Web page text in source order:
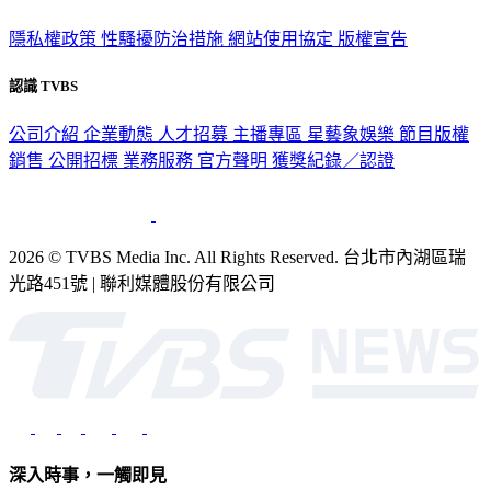
隱私權政策 性騷擾防治措施 網站使用協定 版權宣告
認識 TVBS
公司介紹 企業動態 人才招募 主播專區 星藝象娛樂 節目版權
銷售 公開招標 業務服務 官方聲明 獲獎紀錄／認證
2026 © TVBS Media Inc. All Rights Reserved. 台北市內湖區瑞
光路451號 | 聯利媒體股份有限公司
深入時事，一觸即見